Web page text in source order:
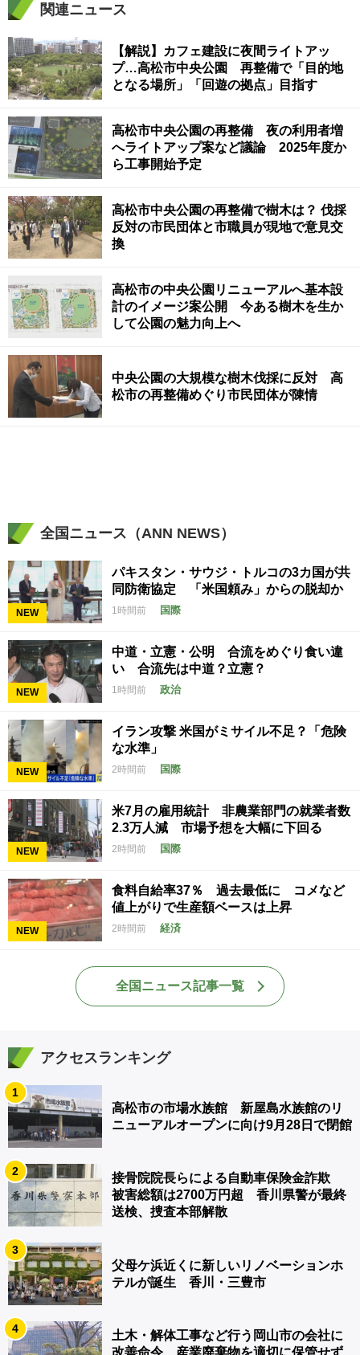
関連ニュース
【解説】カフェ建設に夜間ライトアッ
プ…高松市中央公園 再整備で「目的地
となる場所」「回遊の拠点」目指す
高松市中央公園の再整備 夜の利用者増
へライトアップ案など議論 2025年度か
ら工事開始予定
高松市中央公園の再整備で樹木は？ 伐採
反対の市民団体と市職員が現地で意見交
換
高松市の中央公園リニューアルへ基本設
計のイメージ案公開 今ある樹木を生か
して公園の魅力向上へ
中央公園の大規模な樹木伐採に反対 高
松市の再整備めぐり市民団体が陳情
全国ニュース（ANN NEWS）
NEW
パキスタン・サウジ・トルコの3カ国が共
同防衛協定 「米国頼み」からの脱却か
1時間前 国際
NEW
中道・立憲・公明 合流をめぐり食い違
い 合流先は中道？立憲？
1時間前 政治
NEW
イラン攻撃 米国がミサイル不足？「危険
な水準」
2時間前 国際
NEW
米7月の雇用統計 非農業部門の就業者数
2.3万人減 市場予想を大幅に下回る
2時間前 国際
NEW
食料自給率37％ 過去最低に コメなど
値上がりで生産額ベースは上昇
2時間前 経済
全国ニュース記事一覧
アクセスランキング
1
高松市の市場水族館 新屋島水族館のリ
ニューアルオープンに向け9月28日で閉館
2
接骨院院長らによる自動車保険金詐欺
被害総額は2700万円超 香川県警が最終
送検、捜査本部解散
3
父母ケ浜近くに新しいリノベーションホ
テルが誕生 香川・三豊市
4
土木・解体工事など行う岡山市の会社に
改善命令 産業廃棄物を適切に保管せず